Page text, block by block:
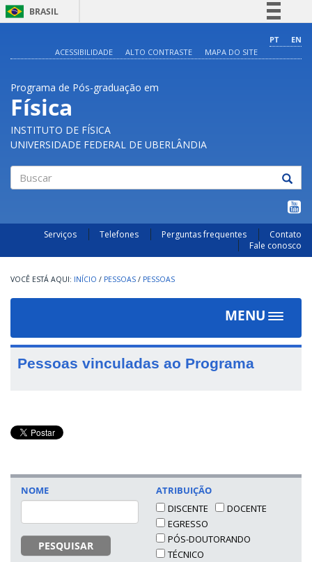
BRASIL
Comunica BR
PT
EN
ACESSIBILIDADE
ALTO CONTRASTE MAPA DO SITE
Programa de Pós-graduação em
Física
INSTITUTO DE FÍSICA
UNIVERSIDADE FEDERAL DE UBERLÂNDIA
Serviços Telefones Perguntas frequentes
Contato
Fale conosco
INÍCIO / PESSOAS / PESSOAS
MENU
Toggle
Pessoas vinculadas ao Programa
NOME
PESQUISAR
ATRIBUIÇÃO
DISCENTE
DOCENTE
EGRESSO
PÓS-DOUTORANDO
TÉCNICO